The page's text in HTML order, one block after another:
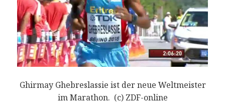
Ghirmay Ghebreslassie ist der neue Weltmeister
im Marathon. (c) ZDF-online